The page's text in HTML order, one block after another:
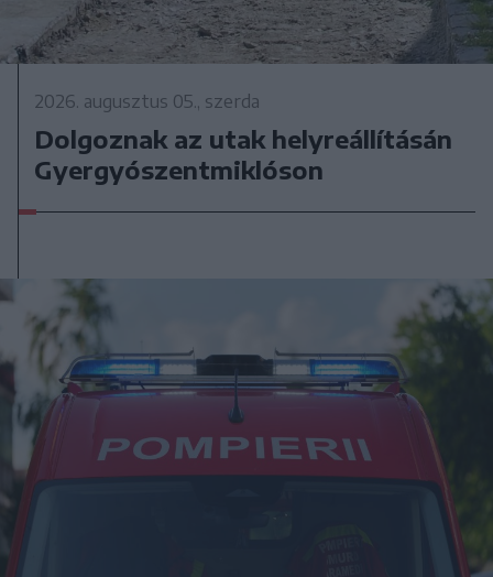
2026. augusztus 05., szerda
Dolgoznak az utak helyreállításán
Gyergyószentmiklóson